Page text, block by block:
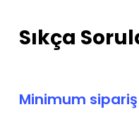
Sıkça
Minimum